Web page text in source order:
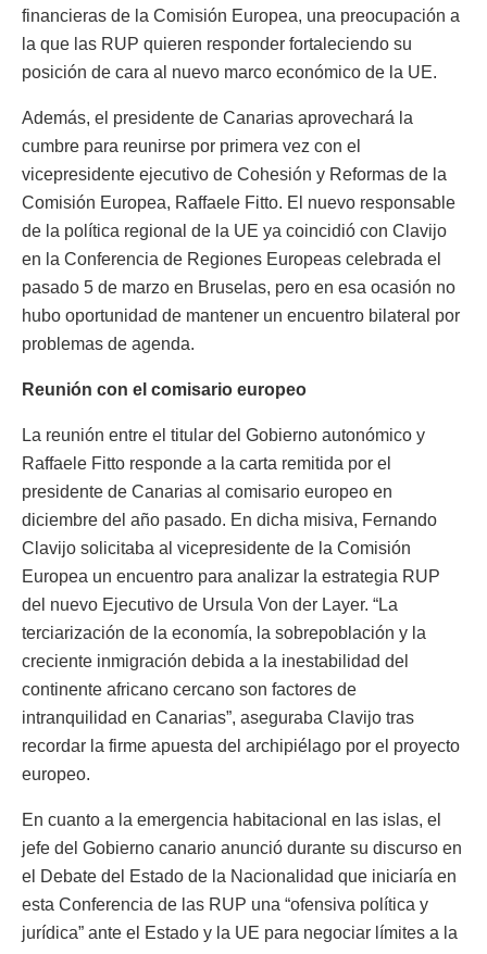
financieras de la Comisión Europea, una preocupación a
la que las RUP quieren responder fortaleciendo su
posición de cara al nuevo marco económico de la UE.
Además, el presidente de Canarias aprovechará la
cumbre para reunirse por primera vez con el
vicepresidente ejecutivo de Cohesión y Reformas de la
Comisión Europea, Raffaele Fitto. El nuevo responsable
de la política regional de la UE ya coincidió con Clavijo
en la Conferencia de Regiones Europeas celebrada el
pasado 5 de marzo en Bruselas, pero en esa ocasión no
hubo oportunidad de mantener un encuentro bilateral por
problemas de agenda.
Reunión con el comisario europeo
La reunión entre el titular del Gobierno autonómico y
Raffaele Fitto responde a la carta remitida por el
presidente de Canarias al comisario europeo en
diciembre del año pasado. En dicha misiva, Fernando
Clavijo solicitaba al vicepresidente de la Comisión
Europea un encuentro para analizar la estrategia RUP
del nuevo Ejecutivo de Ursula Von der Layer. “La
terciarización de la economía, la sobrepoblación y la
creciente inmigración debida a la inestabilidad del
continente africano cercano son factores de
intranquilidad en Canarias”, aseguraba Clavijo tras
recordar la firme apuesta del archipiélago por el proyecto
europeo.
En cuanto a la emergencia habitacional en las islas, el
jefe del Gobierno canario anunció durante su discurso en
el Debate del Estado de la Nacionalidad que iniciaría en
esta Conferencia de las RUP una “ofensiva política y
jurídica” ante el Estado y la UE para negociar límites a la